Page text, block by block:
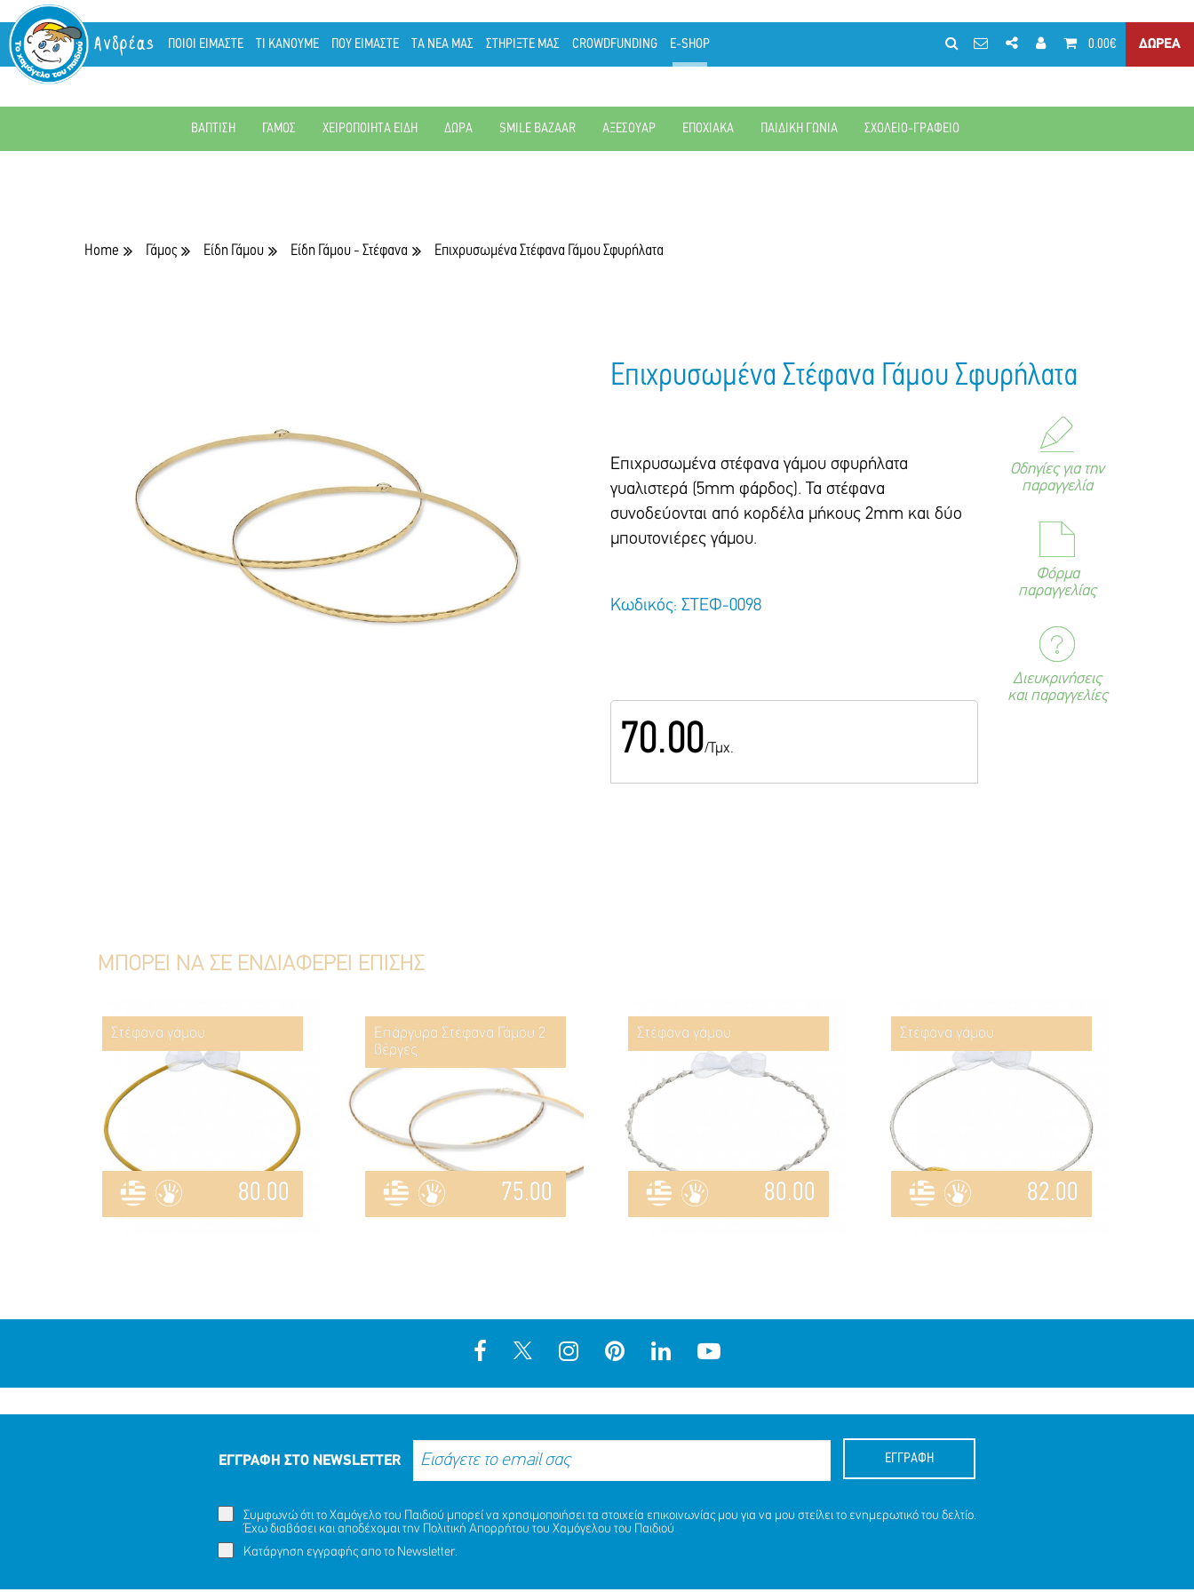
Ανδρέας ΠΟΙΟΙ ΕΙΜΑΣΤΕ ΤΙ ΚΑΝΟΥΜΕ ΠΟΥ ΕΙΜΑΣΤΕ ΤΑ ΝΕΑ ΜΑΣ ΣΤΗΡΙΞΤΕ ΜΑΣ CROWDFUNDING E-SHOP 0.00€ ΔΩΡΕΑ
ΒΑΠΤΙΣΗ ΓΑΜΟΣ ΧΕΙΡΟΠΟΙΗΤΑ ΕΙΔΗ ΔΩΡΑ SMILE BAZAAR ΑΞΕΣΟΥΑΡ ΕΠΟΧΙΑΚΑ ΠΑΙΔΙΚΗ ΓΩΝΙΑ ΣΧΟΛΕΙΟ-ΓΡΑΦΕΙΟ
Home Γάμος Είδη Γάμου Είδη Γάμου - Στέφανα Επιχρυσωμένα Στέφανα Γάμου Σφυρήλατα
Επιχρυσωμένα Στέφανα Γάμου Σφυρήλατα
Επιχρυσωμένα στέφανα γάμου σφυρήλατα
γυαλιστερά (5mm φάρδος). Τα στέφανα
συνοδεύονται από κορδέλα μήκους 2mm και δύο
μπουτονιέρες γάμου.
Κωδικός: ΣΤΕΦ-0098
70.00/Τμχ.
Οδηγίες για την
παραγγελία
Φόρμα
παραγγελίας
Διευκρινήσεις
και παραγγελίες
ΜΠΟΡΕΙ ΝΑ ΣΕ ΕΝΔΙΑΦΕΡΕΙ ΕΠΙΣΗΣ
Στέφανα γάμου
80.00
Επάργυρα Στέφανα Γάμου 2
βέργες
75.00
Στέφανα γάμου
80.00
Στέφανα γάμου
82.00
ΕΓΓΡΑΦΗ ΣΤΟ NEWSLETTER ΕΓΓΡΑΦΗ
Συμφωνώ ότι το Χαμόγελο του Παιδιού μπορεί να χρησιμοποιήσει τα στοιχεία επικοινωνίας μου για να μου στείλει το ενημερωτικό του δελτίο.
Έχω διαβάσει και αποδέχομαι την Πολιτική Απορρήτου του Χαμόγελου του Παιδιού
Κατάργηση εγγραφής απο το Newsletter.